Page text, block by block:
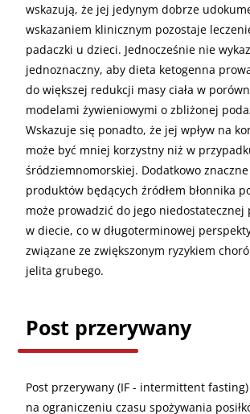
wskazują, że jej jedynym dobrze
wskazaniem klinicznym pozostaje
padaczki u dzieci. Jednocześnie nie
jednoznaczny, aby dieta ketogenna
do większej redukcji masy ciała w
modelami żywieniowymi o zbliżonej
Wskazuje się ponadto, że jej wpływ na
może być mniej korzystny niż w
śródziemnomorskiej. Dodatkowo
produktów będących źródłem błonnika
może prowadzić do jego niedostatecznej
w diecie, co w długoterminowej
związane ze zwiększonym ryzykiem
jelita grubego.
Post przerywany
Post przerywany (IF - intermittent
na ograniczeniu czasu spożywania